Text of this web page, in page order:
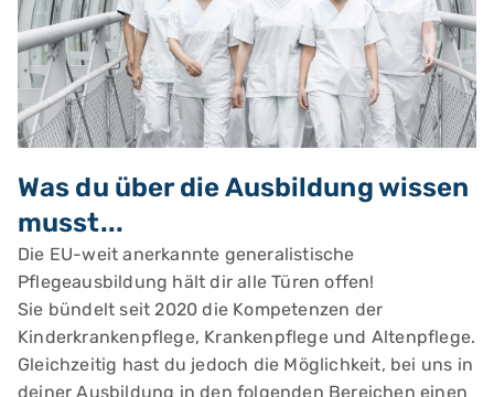
Was du über die Ausbildung wissen
musst...
Die EU-weit anerkannte generalistische
Pflegeausbildung hält dir alle Türen offen!
Sie bündelt seit 2020 die Kompetenzen der
Kinderkrankenpflege, Krankenpflege und Altenpflege.
Gleichzeitig hast du jedoch die Möglichkeit, bei uns in
deiner Ausbildung in den folgenden Bereichen einen